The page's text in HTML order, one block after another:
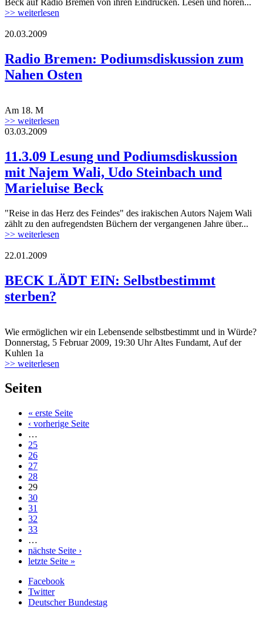
Beck auf Radio Bremen von ihren Eindrücken. Lesen und hören...
>> weiterlesen
20.03.2009
Radio Bremen: Podiumsdiskussion zum
Nahen Osten
Am 18. M
>> weiterlesen
03.03.2009
11.3.09 Lesung und Podiumsdiskussion
mit Najem Wali, Udo Steinbach und
Marieluise Beck
"Reise in das Herz des Feindes" des irakischen Autors Najem Wali
zählt zu den aufregendsten Büchern der vergangenen Jahre über...
>> weiterlesen
22.01.2009
BECK LÄDT EIN: Selbstbestimmt
sterben?
Wie ermöglichen wir ein Lebensende selbstbestimmt und in Würde?
Donnerstag, 5 Februar 2009, 19:30 Uhr Altes Fundamt, Auf der
Kuhlen 1a
>> weiterlesen
Seiten
« erste Seite
‹ vorherige Seite
…
25
26
27
28
29
30
31
32
33
…
nächste Seite ›
letzte Seite »
Facebook
Twitter
Deutscher Bundestag